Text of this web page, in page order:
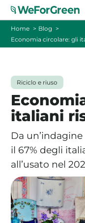
TARIFFE
FOTOVOLTAICO A
FAQ
BLOG
CONTATTI
PASSA A
Home
Blog
Economia circolare: gli
Riciclo e riuso
italiani
Da
il 67% degli
all’usato nel